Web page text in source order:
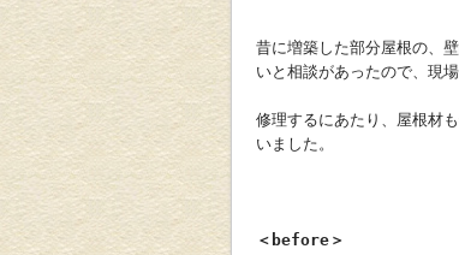
昔に増築した部分屋根の、
いと相談があったので、現
修理するにあたり、屋根材
いました。
＜before＞